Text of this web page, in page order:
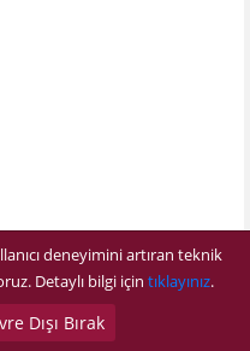
deneyimini artıran teknik
Detaylı bilgi için tıklayınız.
Dışı Bırak